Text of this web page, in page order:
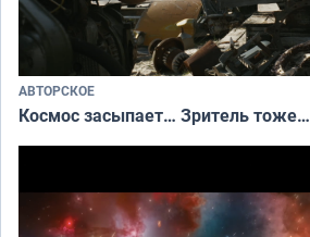
АВТОРСКОЕ
Космос засыпает… Зритель тоже…